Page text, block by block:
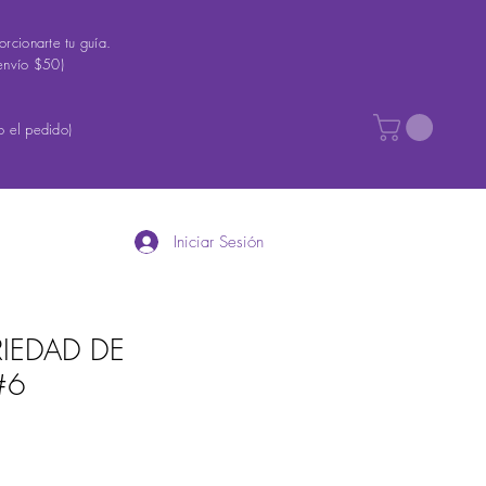
tu guía.
$50)
el pedido)
Iniciar Sesión
DE